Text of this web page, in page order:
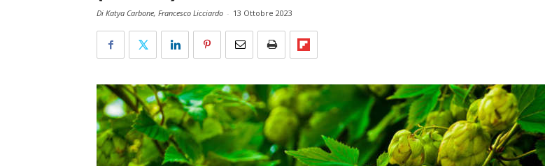
Di Katya Carbone, Francesco Licciardo - 13 Ottobre 2023